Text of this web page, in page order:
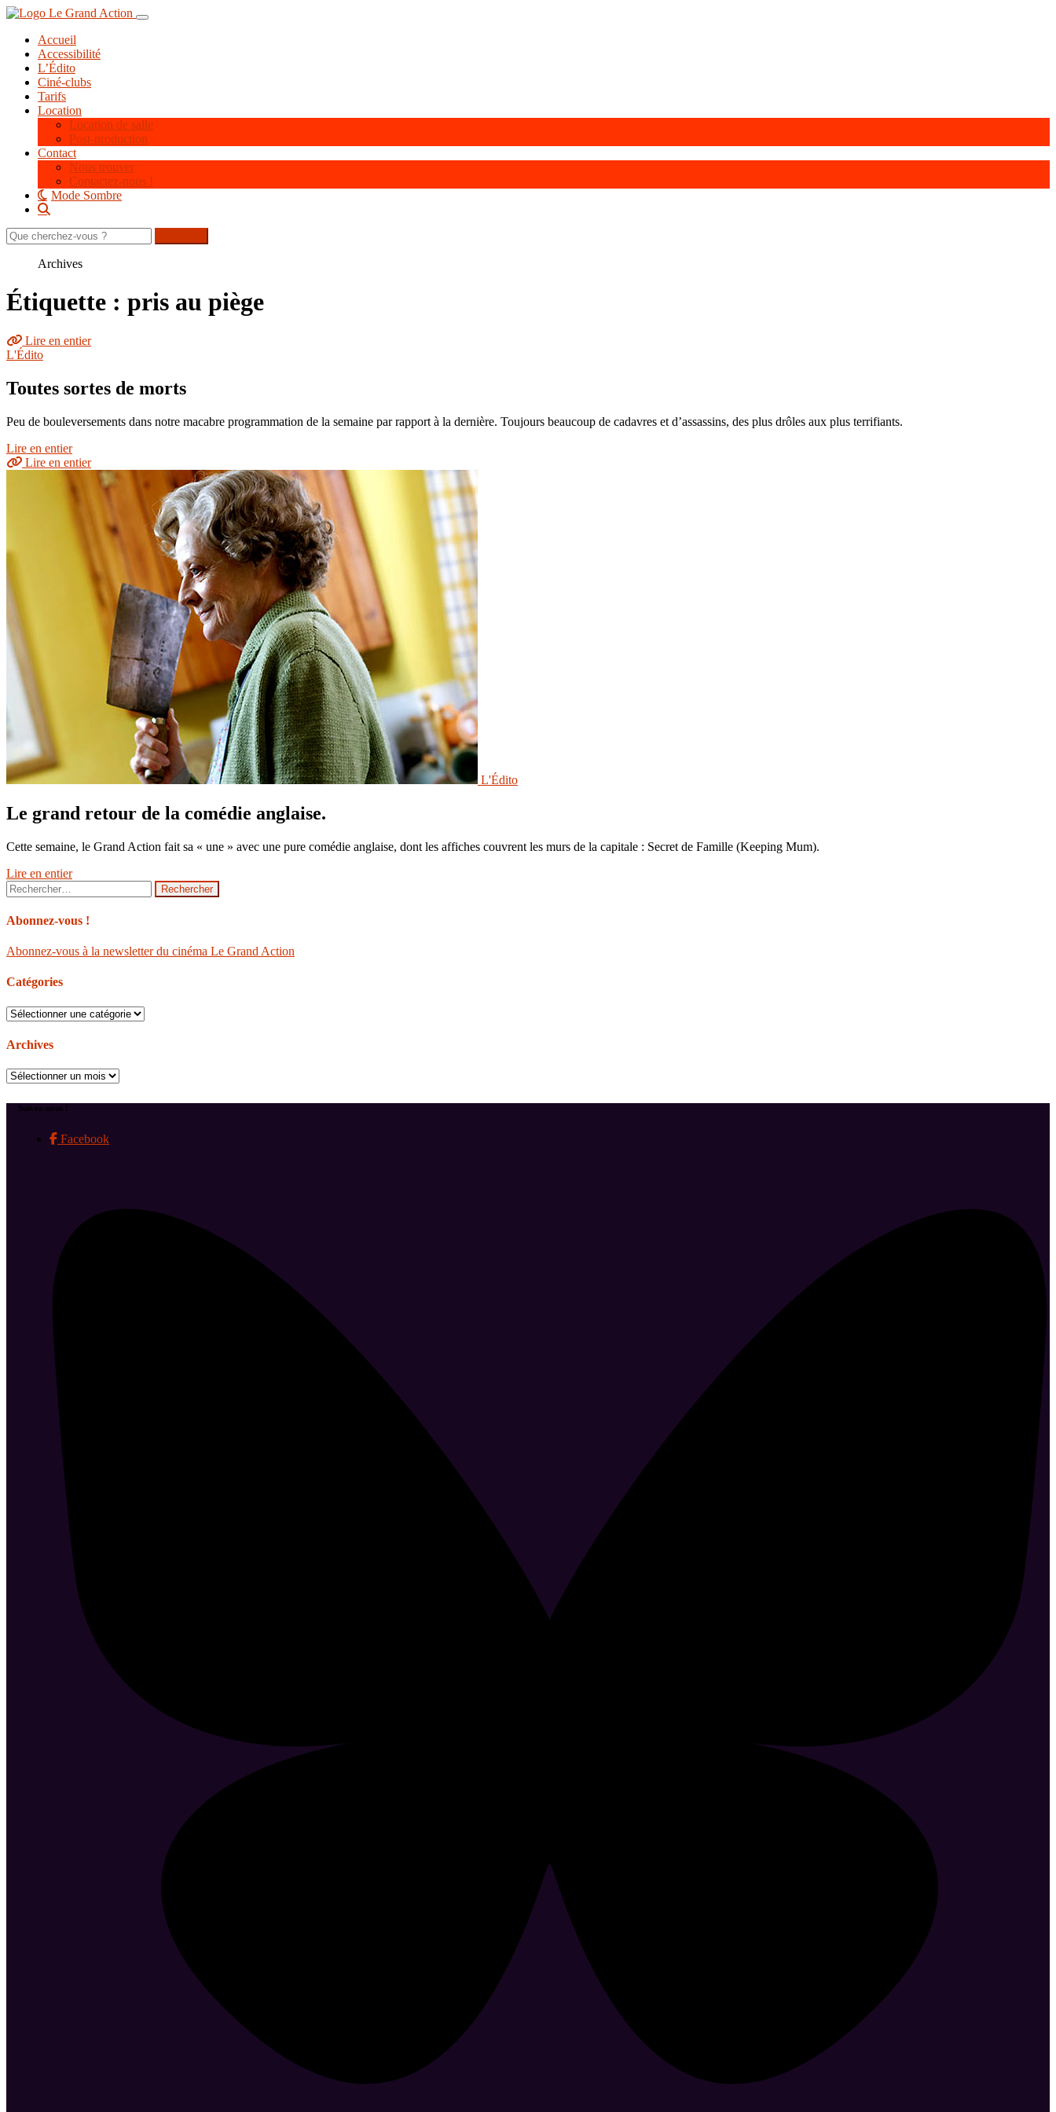
Aller
contenu
principal
Toggle navigation
Accueil
Accessibilité
L’Édito
Ciné-clubs
Tarifs
Location
Location de salle
Post-production
Contact
Nous trouver
Contactez-nous !
Mode Sombre
Rechercher
sur
Archives
Étiquette : pris au piège
Lire en entier
L'Édito
Toutes sortes de morts
Peu de bouleversements dans notre macabre programmation de la semaine par rapport à la dernière. Toujours beaucoup de cadavres et d’assassins, des plus drôles aux plus terrifiants.
Lire en entier
Lire en entier
L'Édito
Le grand retour de la comédie anglaise.
Cette semaine, le Grand Action fait sa « une » avec une pure comédie anglaise, dont les affiches couvrent les murs de la capitale : Secret de Famille (Keeping Mum).
Lire en entier
Rechercher :
Abonnez-vous !
Abonnez-vous à la newsletter du cinéma Le Grand Action
Catégories
Catégories
Archives
Archives
Suivez-nous !
Facebook